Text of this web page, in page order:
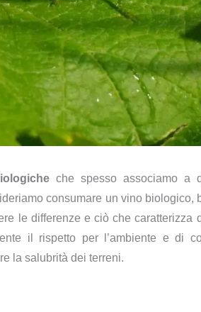
che spesso associamo a
consumare un vino biologico,
le differenze e ciò che caratterizza
il rispetto per l’ambiente e di
la salubrità dei terreni.